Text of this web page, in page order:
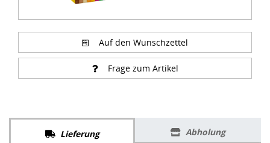
Auf den Wunschzettel
Frage zum Artikel
Lieferung Abholung